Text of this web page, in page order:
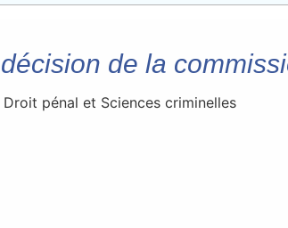
de la
Droit pénal et Sciences criminelles